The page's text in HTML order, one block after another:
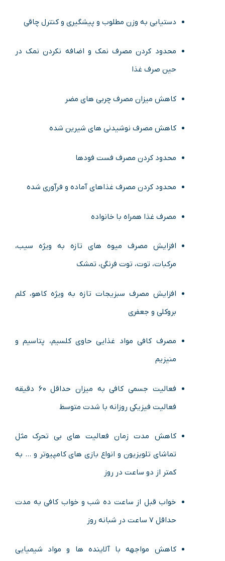
دستیابی به وزن مطلوب و پیشگیری و کنترل چاقی
محدود کردن مصرف نمک و اضافه نکردن نمک در
حین صرف غذا
کاهش میزان مصرف چربی های مضر
کاهش مصرف نوشیدنی های شیرین شده
محدود کردن مصرف فست فودها
محدود کردن مصرف غذاهای آماده و فرآوری شده
مصرف غذا همراه با خانواده
افزایش مصرف میوه های تازه به ویژه سیب،
مرکبات، توت، توت فرنگی، تمشک
افزایش مصرف سبزیجات تازه به ویژه کاهو، کلم
بروکلی و جعفری
مصرف کافی مواد غذایی حاوی کلسیم، پتاسیم و
منیزیم
فعالیت جسمی کافی به میزان حداقل ۶۰ دقیقه
فعالیت فیزیکی روزانه با شدت متوسط
کاهش مدت زمان فعالیت های بی تحرک مثل
تماشای تلویزیون و انواع بازی های کامپیوتر و … به
کمتر از دو ساعت در روز
خواب قبل از ساعت ده شب و خواب کافی به مدت
حداقل ۷ ساعت در شبانه روز
کاهش مواجهه با آلاینده ها و مواد شیمیایی